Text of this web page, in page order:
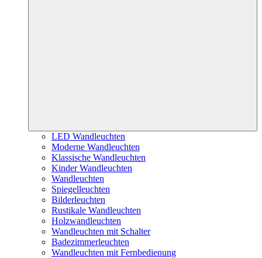
LED Wandleuchten
Moderne Wandleuchten
Klassische Wandleuchten
Kinder Wandleuchten
Wandleuchten
Spiegelleuchten
Bilderleuchten
Rustikale Wandleuchten
Holzwandleuchten
Wandleuchten mit Schalter
Badezimmerleuchten
Wandleuchten mit Fernbedienung